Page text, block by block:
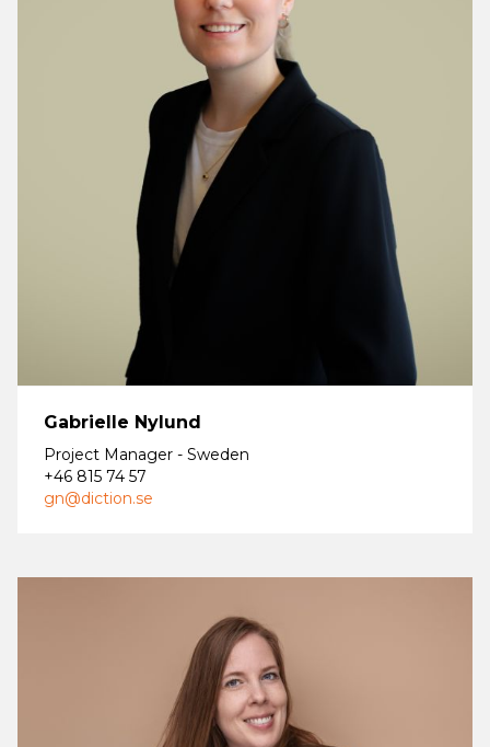
Gabrielle Nylund
Project Manager - Sweden
+46 815 74 57
gn@diction.se